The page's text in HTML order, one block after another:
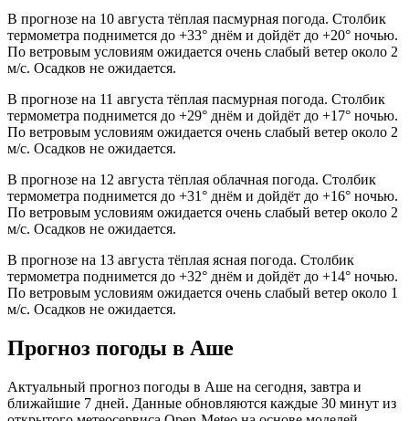
В прогнозе на 10 августа тёплая пасмурная погода. Столбик
термометра поднимется до +33° днём и дойдёт до +20° ночью.
По ветровым условиям ожидается очень слабый ветер около 2
м/с. Осадков не ожидается.
В прогнозе на 11 августа тёплая пасмурная погода. Столбик
термометра поднимется до +29° днём и дойдёт до +17° ночью.
По ветровым условиям ожидается очень слабый ветер около 2
м/с. Осадков не ожидается.
В прогнозе на 12 августа тёплая облачная погода. Столбик
термометра поднимется до +31° днём и дойдёт до +16° ночью.
По ветровым условиям ожидается очень слабый ветер около 2
м/с. Осадков не ожидается.
В прогнозе на 13 августа тёплая ясная погода. Столбик
термометра поднимется до +32° днём и дойдёт до +14° ночью.
По ветровым условиям ожидается очень слабый ветер около 1
м/с. Осадков не ожидается.
Прогноз погоды в Аше
Актуальный прогноз погоды в Аше на сегодня, завтра и
ближайшие 7 дней. Данные обновляются каждые 30 минут из